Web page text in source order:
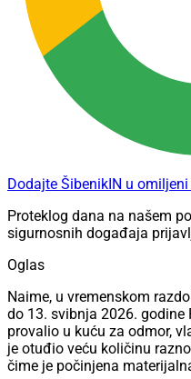
Dodajte ŠibenikIN u
Proteklog dana na našem
sigurnosnih događaja
Oglas
Naime, u vremenskom
do 13. svibnja 2026. godine
provalio u kuću za odmor,
je otuđio veću količinu
čime je počinjena